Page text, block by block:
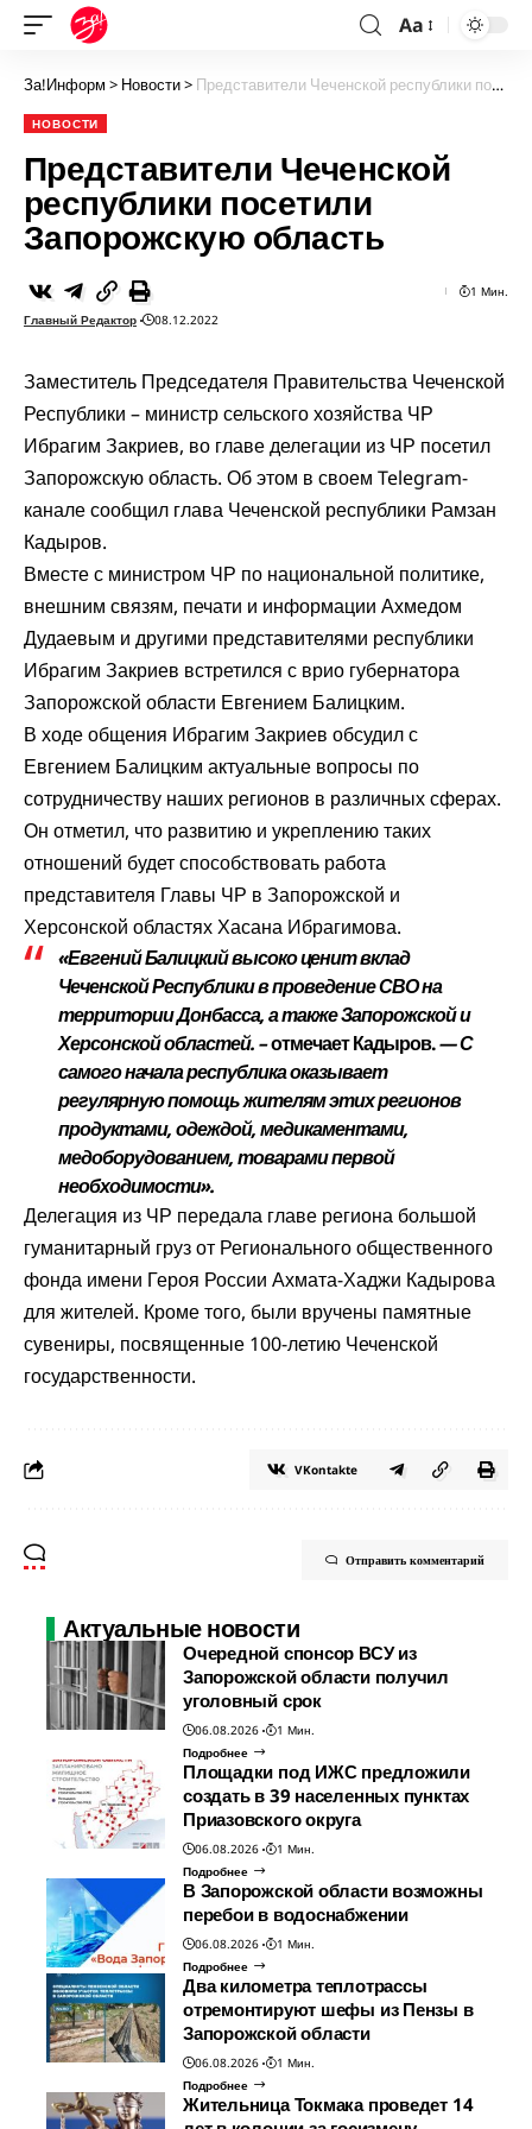
Aa
За!Информ > Новости> Представители Чеченской республики посетили Запорожскую область
НОВОСТИ
Представители Чеченской
республики посетили
Запорожскую область
Главный Редактор 08.12.2022
1 Мин.
Заместитель Председателя Правительства Чеченской
Республики – министр сельского хозяйства ЧР
Ибрагим Закриев, во главе делегации из ЧР посетил
Запорожскую область. Об этом в своем Telegram-
каналесообщил глава Чеченской республики Рамзан
Кадыров.
Вместе с министром ЧР по национальной политике,
внешним связям, печати и информации Ахмедом
Дудаевым и другими представителями республики
Ибрагим Закриев встретился с врио губернатора
Запорожской области Евгением Балицким.
В ходе общения Ибрагим Закриев обсудил с
Евгением Балицким актуальные вопросы по
сотрудничеству наших регионов в различных сферах.
Он отметил, что развитию и укреплению таких
отношений будет способствовать работа
представителя Главы ЧР в Запорожской и
Херсонской областях Хасана Ибрагимова. ⠀
«Евгений Балицкий высоко ценит вклад
Чеченской Республики в проведение СВО на
территории Донбасса, а также Запорожской и
Херсонской областей. –отмечает Кадыров.— С
самого начала республика оказывает
регулярную помощь жителям этих регионов
продуктами, одеждой, медикаментами,
медоборудованием, товарами первой
необходимости».
Делегация из ЧР передала главе региона большой
гуманитарный груз от Регионального общественного
фонда имени Героя России Ахмата-Хаджи Кадырова
для жителей. Кроме того, были вручены памятные
сувениры, посвященные 100-летию Чеченской
государственности.
VKontakte
Отправить комментарий
Актуальные новости
Очередной спонсор ВСУ из
Запорожской области получил
уголовный срок
06.08.2026
1 Мин.
Подробнее
Площадки под ИЖС предложили
создать в 39 населенных пунктах
Приазовского округа
06.08.2026
1 Мин.
Подробнее
В Запорожской области возможны
перебои в водоснабжении
06.08.2026
1 Мин.
Подробнее
Два километра теплотрассы
отремонтируют шефы из Пензы в
Запорожской области
06.08.2026
1 Мин.
Подробнее
Жительница Токмака проведет 14